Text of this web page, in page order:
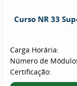
Curso NR 33
Carga Horária:
Número de
Certificação: